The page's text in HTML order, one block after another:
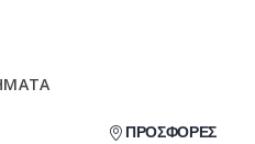
ΠΡΟΣΦΟΡΕΣ